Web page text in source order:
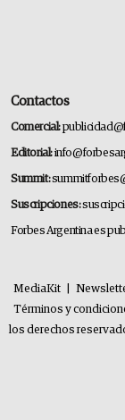
Contactos
Comercial:
Editorial:
Summit:
Suscripciones:
Forbes Argentina es
MediaKit
Términos y
los derechos